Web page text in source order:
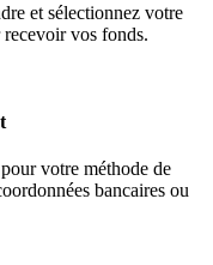
et sélectionnez votre
recevoir vos fonds.
votre méthode de
bancaires ou